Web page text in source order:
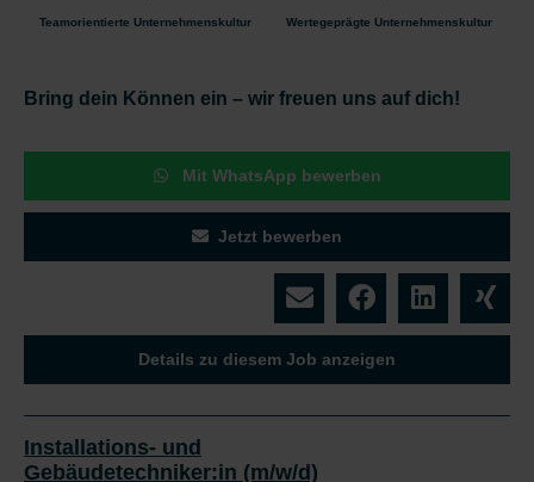
Teamorientierte Unternehmenskultur Wertegeprägte Unternehmenskultur
Bring dein Können ein – wir freuen uns auf dich!
Mit WhatsApp bewerben
Jetzt bewerben
Details zu diesem Job anzeigen
Installations- und
Gebäudetechniker:in (m/w/d)